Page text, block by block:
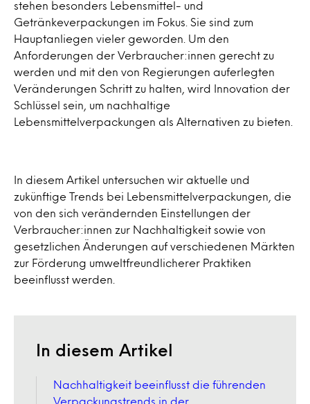
stehen besonders Lebensmittel- und
Getränkeverpackungen im Fokus. Sie sind zum
Hauptanliegen vieler geworden. Um den
Anforderungen der Verbraucher:innen gerecht zu
werden und mit den von Regierungen auferlegten
Veränderungen Schritt zu halten, wird Innovation der
Schlüssel sein, um nachhaltige
Lebensmittelverpackungen als Alternativen zu bieten.
In diesem Artikel untersuchen wir aktuelle und
zukünftige Trends bei Lebensmittelverpackungen, die
von den sich verändernden Einstellungen der
Verbraucher:innen zur Nachhaltigkeit sowie von
gesetzlichen Änderungen auf verschiedenen Märkten
zur Förderung umweltfreundlicherer Praktiken
beeinflusst werden.
In diesem Artikel
Nachhaltigkeit beeinflusst die führenden
Verpackungstrends in der